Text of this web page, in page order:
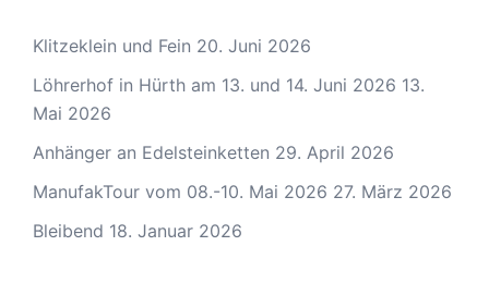
Klitzeklein und Fein 20. Juni 2026
Löhrerhof in Hürth am 13. und 14. Juni 2026 13.
Mai 2026
Anhänger an Edelsteinketten 29. April 2026
ManufakTour vom 08.-10. Mai 2026 27. März 2026
Bleibend 18. Januar 2026